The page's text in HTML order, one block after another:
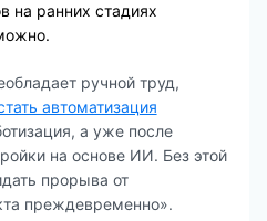
на ранних стадиях
ручной труд,
автоматизация
а уже после
на основе ИИ. Без этой
прорыва от
преждевременно».